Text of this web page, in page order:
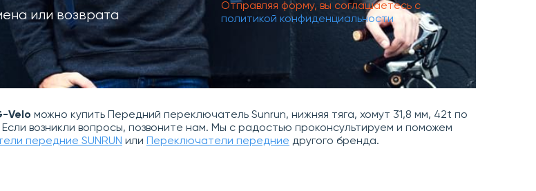
или возврата
Отправляя форму, вы соглашаетесь с
политикой конфиденциальности
Velo можно купить Передний переключатель Sunrun, нижняя тяга, хомут 31,8 мм, 42t по
возникли вопросы, позвоните нам. Мы с радостью проконсультируем и поможем
передние SUNRUN или Переключатели передние другого бренда.